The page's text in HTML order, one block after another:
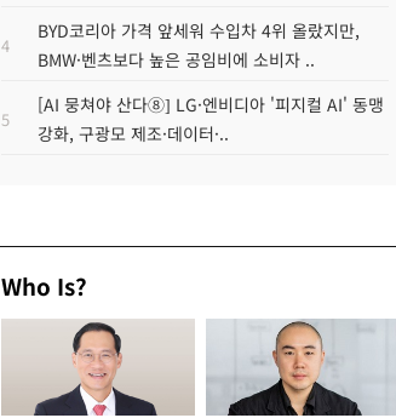
4
BYD코리아 가격 앞세워 수입차 4위 올랐지만,
BMW·벤츠보다 높은 공임비에 소비자 ..
5
[AI 뭉쳐야 산다⑧] LG·엔비디아 '피지컬 AI' 동맹
강화, 구광모 제조·데이터·..
Who Is?